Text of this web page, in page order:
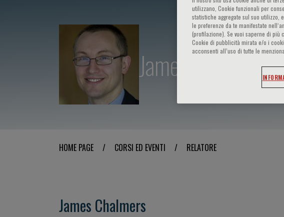
James Chalmers
HOME PAGE / CORSI ED EVENTI / RELATORE
James Chalmers
utilizzano, Cookie funzionali per
statistiche aggregate sul suo
le preferenze da te manifestate
(profilazione). Se vuoi saperne di
Cookie di pubblicità mirata e/o i
acconsenti all’uso di tutte le